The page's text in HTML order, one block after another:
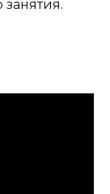
занятия.